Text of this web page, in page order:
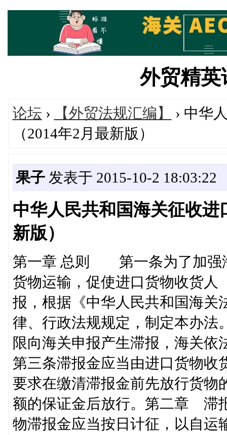
外贸精
论坛 › 【外贸法规汇编】
› 中华
（2014年2月最新版）
果子发表于 2015-10-2 18:03:22
中华人民共和国海关征收进
新版）
第一章 总则 第一条为了加强
货物运输，促使进口货物收货人
报，根据《中华人民共和国海关
律、行政法规规定，制定本办
限向海关申报产生滞报，海关
第三条滞报金应当由进口货物收
要求在缴清滞报金前先放行货物
额的保证金后放行。第二章
物滞报金应当按日计征，以自运